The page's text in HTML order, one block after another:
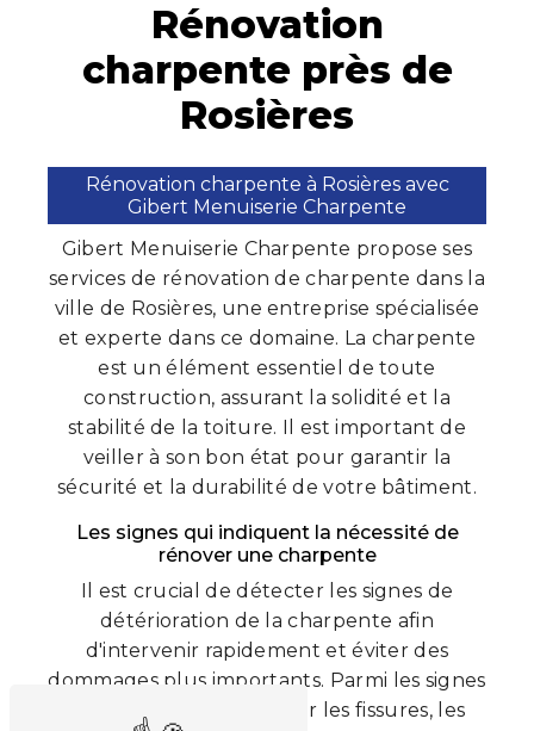
Rénovation
charpente près de
Rosières
Rénovation charpente à Rosières avec
Gibert Menuiserie Charpente
Gibert Menuiserie Charpente propose ses
services de rénovation de charpente dans la
ville de Rosières, une entreprise spécialisée
et experte dans ce domaine. La charpente
est un élément essentiel de toute
construction, assurant la solidité et la
stabilité de la toiture. Il est important de
veiller à son bon état pour garantir la
sécurité et la durabilité de votre bâtiment.
Les signes qui indiquent la nécessité de
rénover une charpente
Il est crucial de détecter les signes de
détérioration de la charpente afin
d'intervenir rapidement et éviter des
dommages plus importants. Parmi les signes
à surveiller, on peut citer les fissures, les